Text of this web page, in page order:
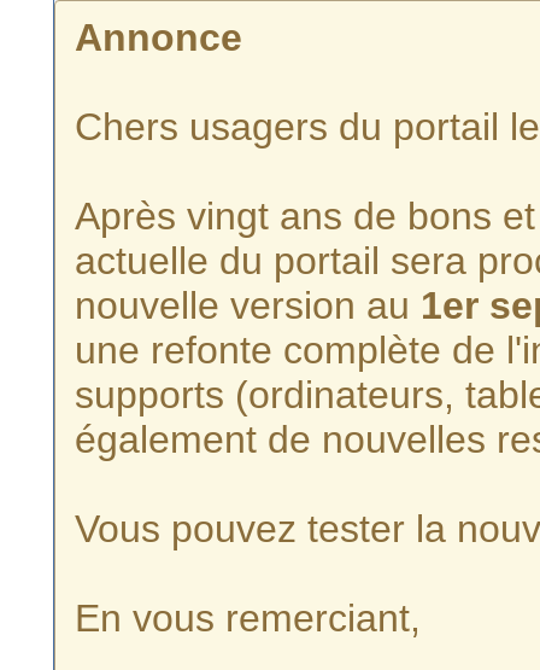
Annonce
Chers usagers du portail
Après vingt ans de bons
actuelle du portail sera
nouvelle version au 1er
une refonte complète de
supports (ordinateurs,
également de nouvelles
Vous pouvez tester la
En vous remerciant,